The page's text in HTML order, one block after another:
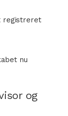
registreret
nu
og